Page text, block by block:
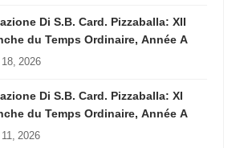
Di S.B. Card. Pizzaballa: XII
du Temps Ordinaire, Année A
2026
Di S.B. Card. Pizzaballa: XI
du Temps Ordinaire, Année A
2026